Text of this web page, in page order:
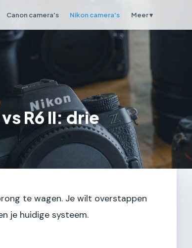
Canon camera's Nikon camera's Meer ▾
R6 II: drie
te wagen. Je wilt overstappen
je huidige systeem.